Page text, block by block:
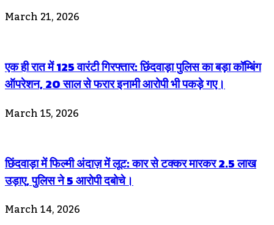
March 21, 2026
एक ही रात में 125 वारंटी गिरफ्तार: छिंदवाड़ा पुलिस का बड़ा कॉम्बिंग
ऑपरेशन, 20 साल से फरार इनामी आरोपी भी पकड़े गए।
March 15, 2026
छिंदवाड़ा में फिल्मी अंदाज़ में लूट: कार से टक्कर मारकर 2.5 लाख
उड़ाए, पुलिस ने 5 आरोपी दबोचे।
March 14, 2026